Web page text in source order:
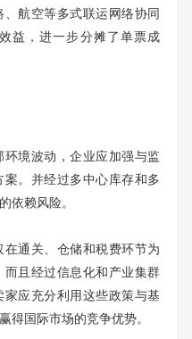
航空等多式联运网络协同
益，进一步分摊了单票成
境波动，企业应加强与监
。并经过多中心库存和多
依赖风险。
通关、仓储和税费环节为
且经过信息化和产业集群
应充分利用这些政策与基
得国际市场的竞争优势。